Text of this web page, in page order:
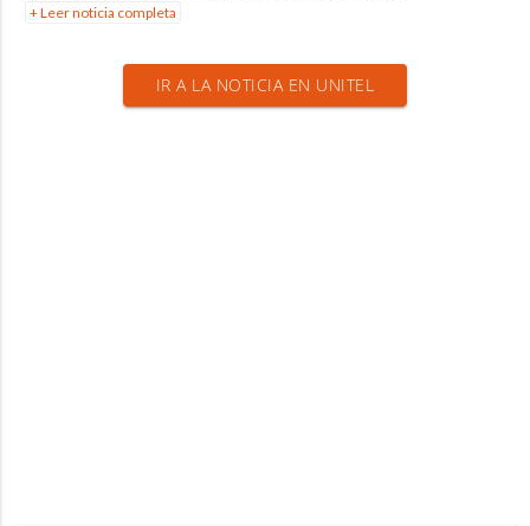
+ Leer noticia completa
IR A LA NOTICIA EN UNITEL